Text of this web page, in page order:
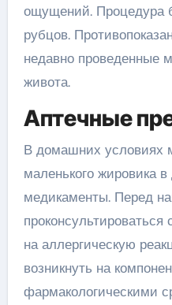
ощущений. Процедура
рубцов.
недавно проведенные
живота.
Аптечные
В домашних условиях
маленького жировика
медикаменты. Перед
проконсультироваться
на аллергическую
возникнуть на
фармакологическими